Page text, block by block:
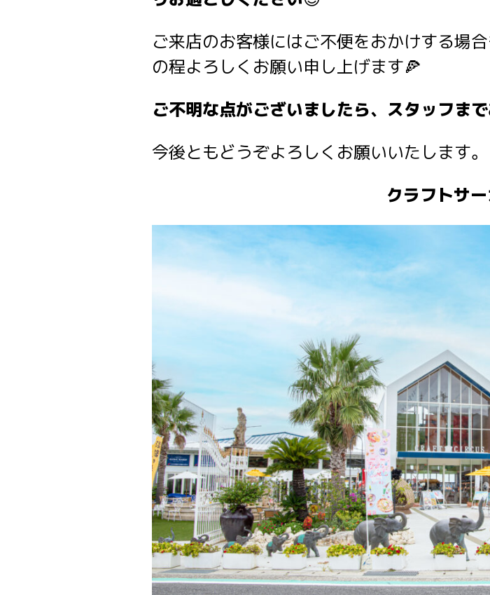
ご来店のお客様にはご不便をおかけする場
の程よろしくお願い申し上げます🍕
ご不明な点がございましたら、スタッフま
今後ともどうぞよろしくお願いいたします。
クラフトサ